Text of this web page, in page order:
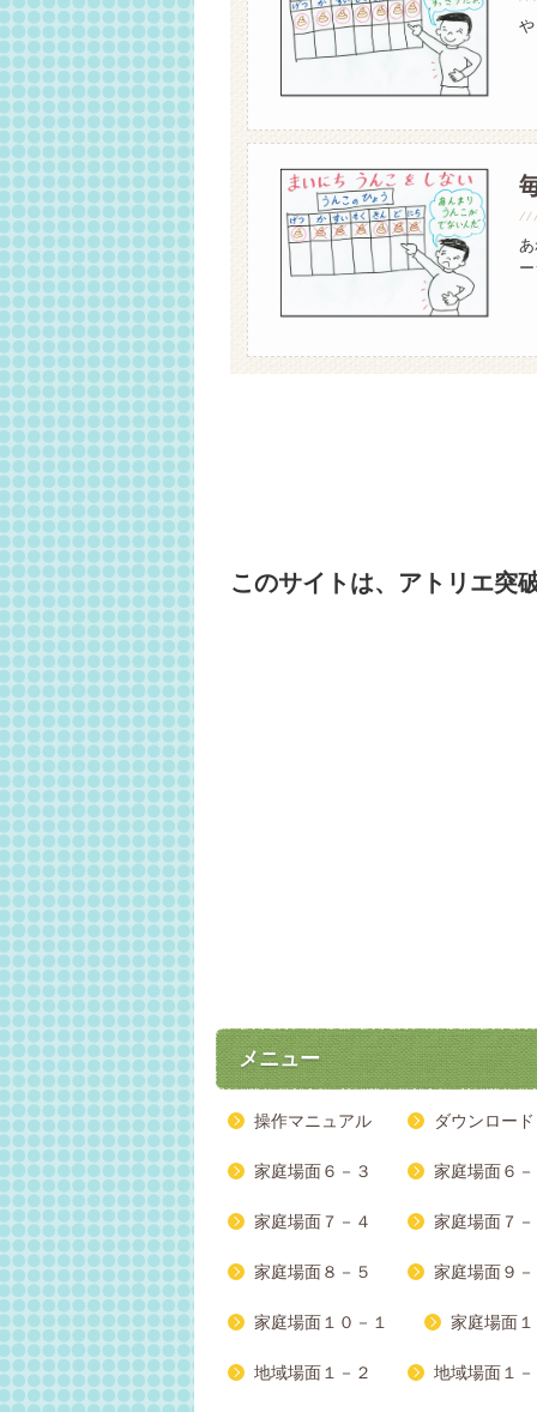
このサイトは、アトリエ突
メニュー
操作マニュアル ダウンロード
家庭場面６－３ 家庭場面６
家庭場面７－４ 家庭場面７
家庭場面８－５ 家庭場面９
家庭場面１０－１ 家庭場面
地域場面１－２ 地域場面１